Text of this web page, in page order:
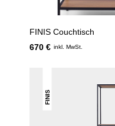
FINIS Couchtisch
670 € inkl. MwSt.
FINIS